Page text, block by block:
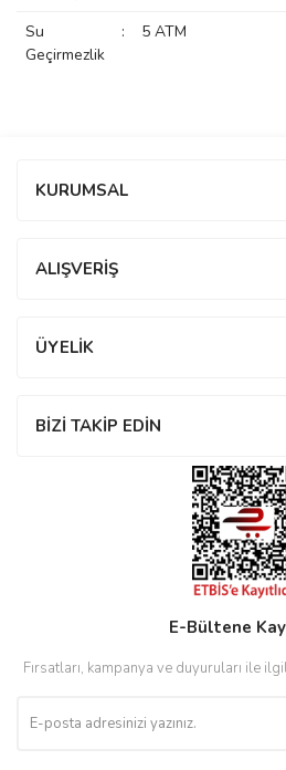
Su
Geçirmezlik
: 5 ATM
KURUMSAL
ALIŞVERİŞ
ÜYELİK
BİZİ TAKİP EDİN
E-Bültene
Fırsatları, kampanya ve duyuruları ile